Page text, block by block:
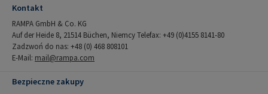
Kontakt
RAMPA GmbH & Co. KG
Auf der Heide 8, 21514 Büchen, Niemcy Telefax: +49 (0)4155 8141-80
Zadzwoń do nas: +48 (0) 468 808101
E-Mail: mail@rampa.com
Bezpieczne zakupy